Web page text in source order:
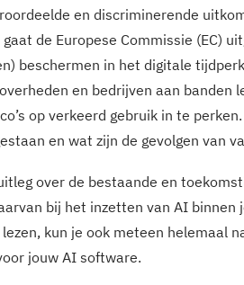
en discriminerende
de Europese Commissie (EC)
beschermen in het digitale
en bedrijven aan banden
op verkeerd gebruik in te
en wat zijn de gevolgen van
over de bestaande en
bij het inzetten van AI binnen
kun je ook meteen helemaal
jouw AI software.